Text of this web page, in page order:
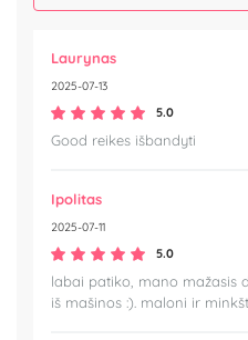
Laurynas
2025-07-13
5.0
Good reikes išbandyti
Ipolitas
2025-07-11
5.0
labai patiko, mano mažasis
iš mašinos :). maloni ir